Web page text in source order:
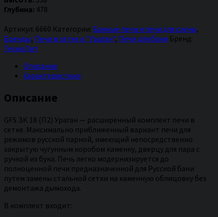
Ураган
Глубина: 478
Артикул: 6660 Категории: Банные печи и печи для сауны,
Бренды, Печи в сетке и "Ураган", Печи для бани Бренд:
ТехноЛит
Описание
Характеристики
Описание
GFS ЗК 18 (П2) Ураган — расширенный комплект печи в
сетке. Максимально приближенный вариант печи для
режимов русской парной, имеющий непосредственно
закрытую чугунным коробом каменку, дверцу для пара с
ручкой из бука. Печь легко модернизируется до
полноценной печи предназначенной для Русской бани
путем замены стальной сетки на каменную облицовку без
демонтажа дымохода.
В комплект входит: